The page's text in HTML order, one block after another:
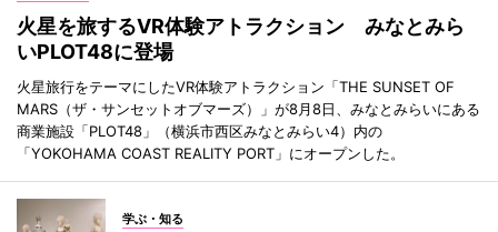
火星を旅するVR体験アトラクション みなとみら
いPLOT48に登場
火星旅行をテーマにしたVR体験アトラクション「THE SUNSET OF
MARS（ザ・サンセットオブマーズ）」が8月8日、みなとみらいにある
商業施設「PLOT48」（横浜市西区みなとみらい4）内の
「YOKOHAMA COAST REALITY PORT」にオープンした。
学ぶ・知る